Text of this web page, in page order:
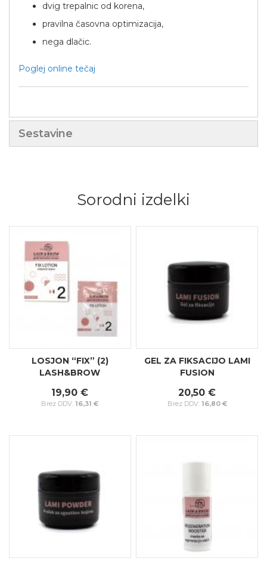
dvig trepalnic od korena,
pravilna časovna optimizacija,
nega dlačic.
Poglej online tečaj
Sestavine
Sorodni izdelki
LOSJON “FIX” (2)
LASH&BROW
19,90 €
16,31 €
GEL ZA FIKSACIJO LAMI
FUSION
20,50 €
16,80 €